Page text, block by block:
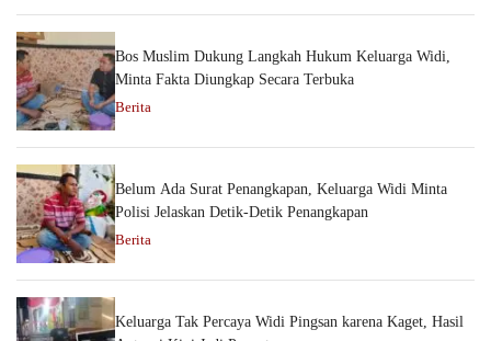
Bos Muslim Dukung Langkah Hukum Keluarga Widi,
Minta Fakta Diungkap Secara Terbuka
Berita
Belum Ada Surat Penangkapan, Keluarga Widi Minta
Polisi Jelaskan Detik-Detik Penangkapan
Berita
Keluarga Tak Percaya Widi Pingsan karena Kaget, Hasil